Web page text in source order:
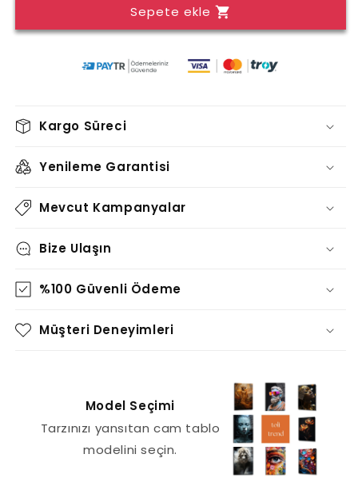
-
TABLO
-
için
Sepete ekle
Kargo Süreci
Yenileme Garantisi
Mevcut Kampanyalar
Bize Ulaşın
%100 Güvenli Ödeme
Müşteri Deneyimleri
Model Seçimi
Tarzınızı yansıtan cam tablo
modelini seçin.